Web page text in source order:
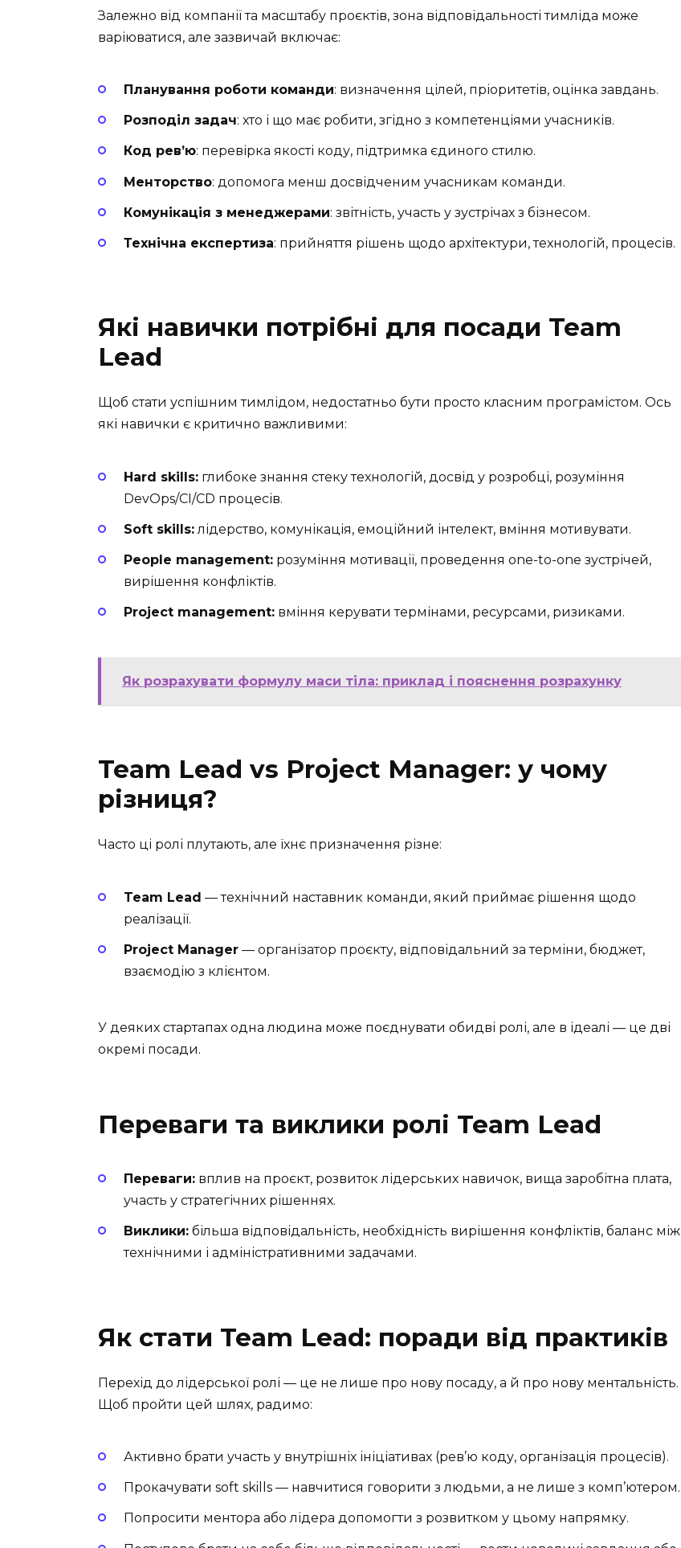
Залежно від компанії та масштабу проєктів, зона відповідальності тимліда може
варіюватися, але зазвичай включає:
Планування роботи команди: визначення цілей, пріоритетів, оцінка завдань.
Розподіл задач: хто і що має робити, згідно з компетенціями учасників.
Код рев’ю: перевірка якості коду, підтримка єдиного стилю.
Менторство: допомога менш досвідченим учасникам команди.
Комунікація з менеджерами: звітність, участь у зустрічах з бізнесом.
Технічна експертиза: прийняття рішень щодо архітектури, технологій, процесів.
Які навички потрібні для посади Team
Lead
Щоб стати успішним тимлідом, недостатньо бути просто класним програмістом. Ось
які навички є критично важливими:
Hard skills: глибоке знання стеку технологій, досвід у розробці, розуміння
DevOps/CI/CD процесів.
Soft skills: лідерство, комунікація, емоційний інтелект, вміння мотивувати.
People management: розуміння мотивації, проведення one-to-one зустрічей,
вирішення конфліктів.
Project management: вміння керувати термінами, ресурсами, ризиками.
Як розрахувати формулу маси тіла: приклад і пояснення розрахунку
Team Lead vs Project Manager: у чому
різниця?
Часто ці ролі плутають, але їхнє призначення різне:
Team Lead — технічний наставник команди, який приймає рішення щодо
реалізації.
Project Manager — організатор проєкту, відповідальний за терміни, бюджет,
взаємодію з клієнтом.
У деяких стартапах одна людина може поєднувати обидві ролі, але в ідеалі — це дві
окремі посади.
Переваги та виклики ролі Team Lead
Переваги: вплив на проєкт, розвиток лідерських навичок, вища заробітна плата,
участь у стратегічних рішеннях.
Виклики: більша відповідальність, необхідність вирішення конфліктів, баланс між
технічними і адміністративними задачами.
Як стати Team Lead: поради від практиків
Перехід до лідерської ролі — це не лише про нову посаду, а й про нову ментальність.
Щоб пройти цей шлях, радимо:
Активно брати участь у внутрішніх ініціативах (рев’ю коду, організація процесів).
Прокачувати soft skills — навчитися говорити з людьми, а не лише з комп’ютером.
Попросити ментора або лідера допомогти з розвитком у цьому напрямку.